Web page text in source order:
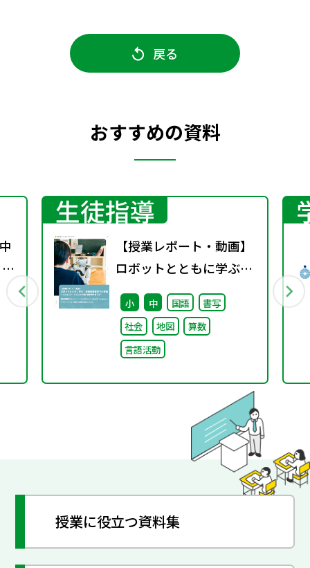
戻る
おすすめの資料
生徒指導
【授業レポート・動画】
ロボットとともに学ぶ！
通級指導教室での実践～
コミュニケーション力と
自己肯定感を育てる～
小 中 国語
書写
社会
地図
算数
言語活動
授業に役立つ資料集